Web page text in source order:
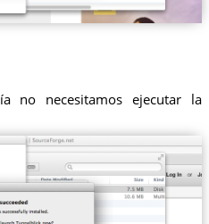
no necesitamos ejecutar la